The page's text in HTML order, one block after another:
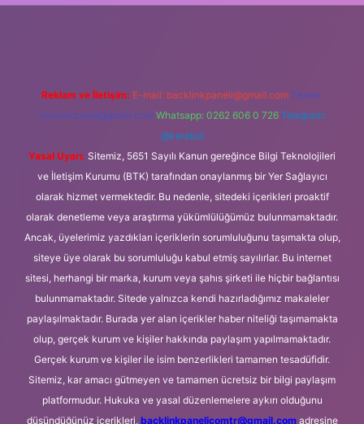
Reklam ve İletişim: E-mail: backlinkpaneli@gmail.com Teams:
forumhizmeti@gmail.com Whatsapp: 0262 606 0 726 Telegram:
@karabul
Yasal Uyarı: Sitemiz, 5651 Sayılı Kanun gereğince Bilgi Teknolojileri
ve İletişim Kurumu (BTK) tarafından onaylanmış bir Yer Sağlayıcı
olarak hizmet vermektedir. Bu nedenle, sitedeki içerikleri proaktif
olarak denetleme veya araştırma yükümlülüğümüz bulunmamaktadır.
Ancak, üyelerimiz yazdıkları içeriklerin sorumluluğunu taşımakta olup,
siteye üye olarak bu sorumluluğu kabul etmiş sayılırlar. Bu internet
sitesi, herhangi bir marka, kurum veya şahıs şirketi ile hiçbir bağlantısı
bulunmamaktadır. Sitede yalnızca kendi hazırladığımız makaleler
paylaşılmaktadır. Burada yer alan içerikler haber niteliği taşımamakta
olup, gerçek kurum ve kişiler hakkında paylaşım yapılmamaktadır.
Gerçek kurum ve kişiler ile isim benzerlikleri tamamen tesadüfidir.
Sitemiz, kar amacı gütmeyen ve tamamen ücretsiz bir bilgi paylaşım
platformudur. Hukuka ve yasal düzenlemelere aykırı olduğunu
düşündüğünüz içerikleri, backlinkpanelicomtr@gmail.comadresine